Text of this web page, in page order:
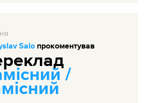
Saloпрокоментував
/